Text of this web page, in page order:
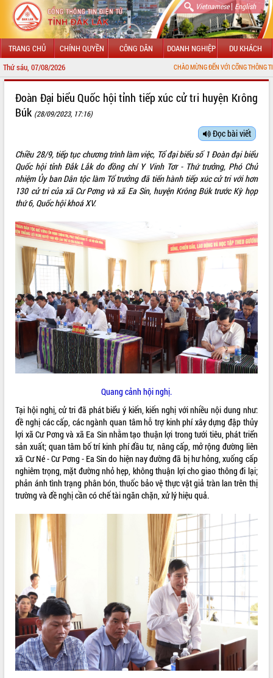
Vietnamese| English
TRANG CHỦ CHÍNH QUYỀN CÔNG DÂN DOANH NGHIỆP DU KHÁCH
Thứ sáu, 07/08/2026 CHÀO MỪNG ĐẾN VỚI CỔNG THÔNG TIN ĐIỆN TỬ
LÃNH ĐẠO UBND TỈNH
SỞ, BAN, NGÀNH
UBND CÁC XÃ, PHƯỜNG
HỆ THỐNG VĂN BẢN
VĂN BẢN HĐND TỈNH
ĐIỂM TIN VĂN BẢN
QUY HOẠCH - KẾ HOẠCH
Đoàn Đại biểu Quốc hội tỉnh tiếp xúc cử tri huyện Krông
Búk (28/09/2023, 17:16)
Đọc bài viết
Chiều 28/9, tiếp tục chương trình làm việc, Tổ đại biểu số 1 Đoàn đại biểu
Quốc hội tỉnh Đắk Lắk do đồng chí Y Vinh Tơr - Thứ trưởng, Phó Chủ
nhiệm Ủy ban Dân tộc làm Tổ trưởng đã tiến hành tiếp xúc cử tri với hơn
130 cử tri của xã Cư Pơng và xã Ea Sin, huyện Krông Búk trước Kỳ họp
thứ 6, Quốc hội khoá XV.
Quang cảnh hội nghị.
Tại hội nghị, cử tri đã phát biểu ý kiến, kiến nghị với nhiều nội dung như:
đề nghị các cấp, các ngành quan tâm hỗ trợ kinh phí xây dựng đập thủy
lợi xã Cư Pơng và xã Ea Sin nhằm tạo thuận lợi trong tưới tiêu, phát triển
sản xuất; quan tâm bố trí kinh phí đầu tư, nâng cấp, mở rộng đường liên
xã Cư Né - Cư Pơng - Ea Sin do hiện nay đường đã bị hư hỏng, xuống cấp
nghiêm trọng, mặt đường nhỏ hẹp, không thuận lợi cho giao thông đi lại;
phản ánh tình trạng phân bón, thuốc bảo vệ thực vật giả tràn lan trên thị
trường và đề nghị cần có chế tài ngăn chặn, xử lý hiệu quả.